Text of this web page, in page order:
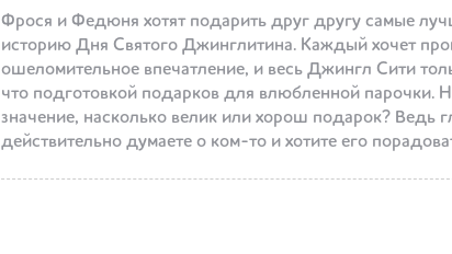
Фрося и Федюня хотят подарить друг другу самые
историю Дня Святого Джинглитина. Каждый хочет
ошеломительное впечатление, и весь Джингл Сити
что подготовкой подарков для влюбленной парочки.
значение, насколько велик или хорош подарок? Ведь
действительно думаете о ком-то и хотите его